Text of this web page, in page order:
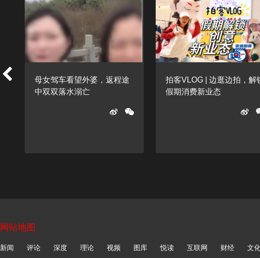
母女驾车看望外婆，返程途
中双双落水溺亡
拍客VLOG | 边逛边拍，解
假期消费新业态
网站地图
新闻 评论 深度 理论 视频 图库 悦读 互联网 财经 文